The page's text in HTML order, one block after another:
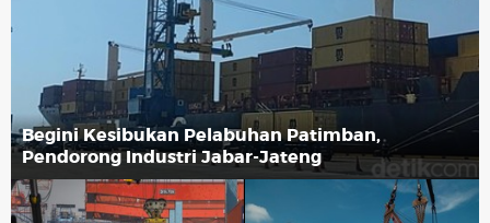
Begini Kesibukan Pelabuhan Patimban,
Pendorong Industri Jabar-Jateng